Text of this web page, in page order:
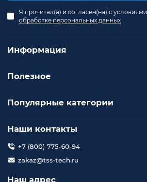
Я прочитал(а) и согласен(на) с условиями
обработке персональных данных
Информация
Полезное
Популярные категории
Наши контакты
+7 (800) 775-60-94
zakaz@tss-tech.ru
Наш адрес